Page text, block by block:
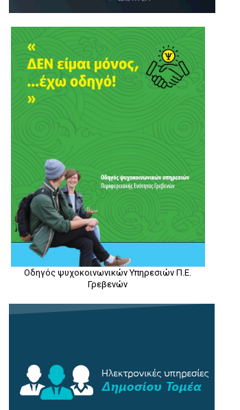
Οδηγός ψυχοκοινωνικών Υπηρεσιών Π.Ε.
Γρεβενών